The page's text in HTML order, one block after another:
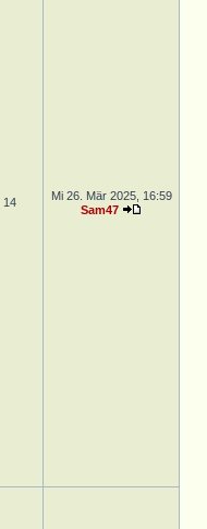
14
Mi 26. Mär 2025, 16:59
Sam47